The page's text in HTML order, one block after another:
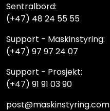
Sentralbord:
(+47) 48 24 55 55
Support - Maskinstyring:
(+47) 97 97 24 07
Support - Prosjekt:
(+47) 91 91 03 90
post@maskinstyring.com